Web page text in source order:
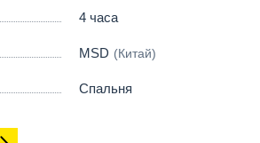
4 часа
MSD (Китай)
Спальня